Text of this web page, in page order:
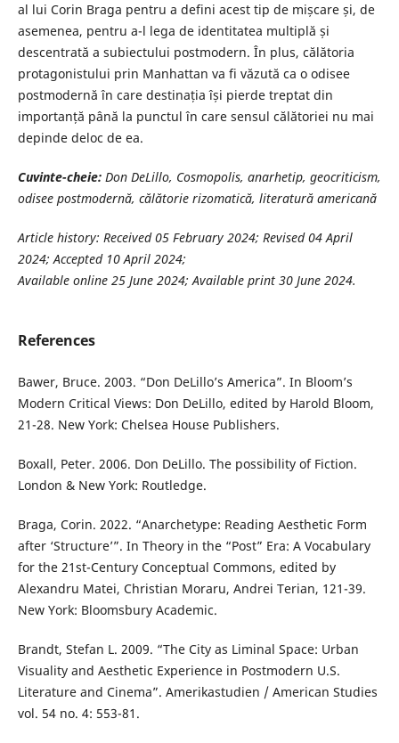
al lui Corin Braga pentru a defini acest tip de mișcare și, de
asemenea, pentru a-l lega de identitatea multiplă și
descentrată a subiectului postmodern. În plus, călătoria
protagonistului prin Manhattan va fi văzută ca o odisee
postmodernă în care destinația își pierde treptat din
importanță până la punctul în care sensul călătoriei nu mai
depinde deloc de ea.
Cuvinte-cheie: Don DeLillo, Cosmopolis, anarhetip, geocriticism,
odiseepostmodernă, călătorie rizomatică, literatură americană
Article history: Received 05 February 2024; Revised 04 April
2024; Accepted 10 April 2024;
Available online 25 June 2024; Available print 30 June 2024.
References
Bawer, Bruce. 2003. “Don DeLillo’s America”. In Bloom’s
Modern Critical Views: Don DeLillo, edited by Harold Bloom,
21-28. New York: Chelsea House Publishers.
Boxall, Peter. 2006. Don DeLillo. The possibility of Fiction.
London & New York: Routledge.
Braga, Corin. 2022. “Anarchetype: Reading Aesthetic Form
after ‘Structure’”. In Theory in the “Post” Era: A Vocabulary
for the 21st-Century Conceptual Commons, edited by
Alexandru Matei, Christian Moraru, Andrei Terian, 121-39.
New York: Bloomsbury Academic.
Brandt, Stefan L. 2009. “The City as Liminal Space: Urban
Visuality and Aesthetic Experience in Postmodern U.S.
Literature and Cinema”. Amerikastudien / American Studies
vol. 54 no. 4: 553-81.